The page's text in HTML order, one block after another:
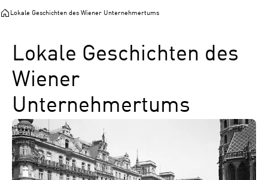
Lokale Geschichten des Wiener Unternehmertums
Lokale Geschichten des
Wiener
Unternehmertums